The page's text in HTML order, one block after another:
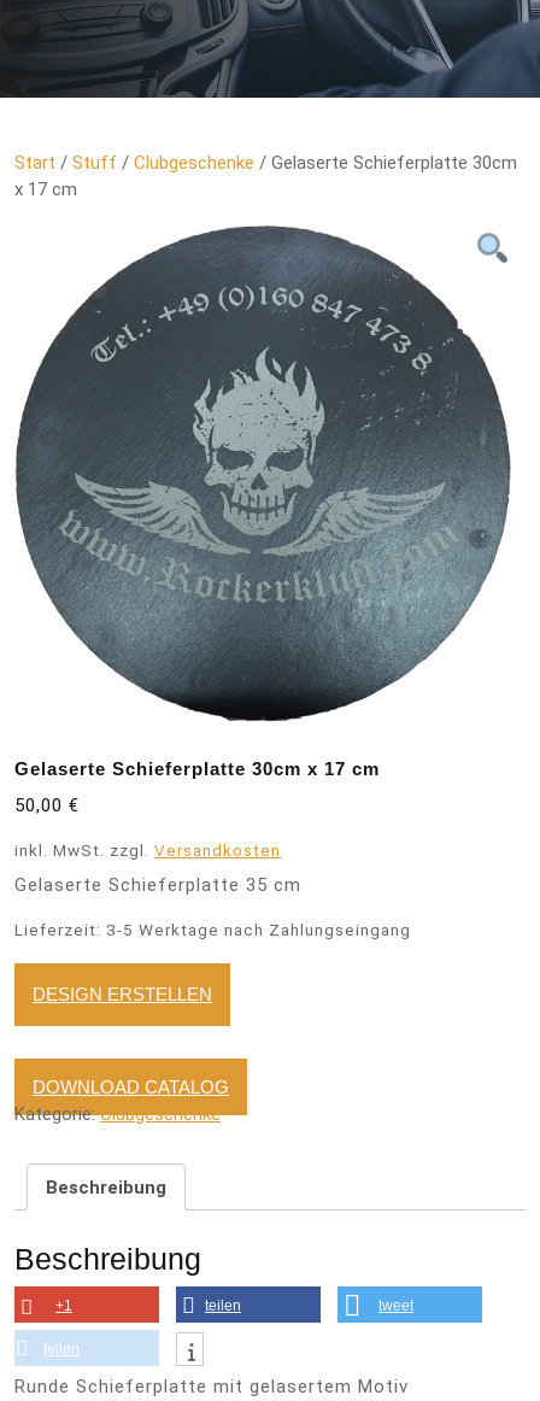
Start / Stuff / Clubgeschenke / Gelaserte Schieferplatte 30cm
x 17 cm
Gelaserte Schieferplatte 30cm x 17 cm
50,00 €
inkl. MwSt. zzgl. Versandkosten
Gelaserte Schieferplatte 35 cm
Lieferzeit: 3-5 Werktage nach Zahlungseingang
DESIGN ERSTELLEN
DOWNLOAD CATALOG
Kategorie:Clubgeschenke
Beschreibung
Beschreibung
+1 teilen tweet
teilen
Runde Schieferplatte mit gelasertem Motiv